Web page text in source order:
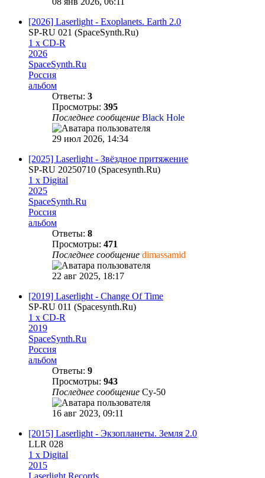
[2026] Laserlight - Exoplanets. Earth 2.0
SP-RU 021 (SpaceSynth.Ru)
1 x CD-R
2026
SpaceSynth.Ru
Россия
альбом
Ответы: 3
Просмотры: 395
Последнее сообщение Black Hole
29 июл 2026, 14:34
[2025] Laserlight - Звёздное притяжение
SP-RU 20250710 (Spacesynth.Ru)
1 x Digital
2025
SpaceSynth.Ru
Россия
альбом
Ответы: 8
Просмотры: 471
Последнее сообщение dimassamid
22 авг 2025, 18:17
[2019] Laserlight - Change Of Time
SP-RU 011 (Spacesynth.Ru)
1 x CD-R
2019
SpaceSynth.Ru
Россия
альбом
Ответы: 9
Просмотры: 943
Последнее сообщение Су-50
16 авг 2023, 09:11
[2015] Laserlight - Экзопланеты. Земля 2.0
LLR 028
1 x Digital
2015
Laserlight Records